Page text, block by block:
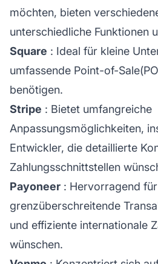
möchten, bieten
unterschiedliche Funktionen
Square : Ideal für kleine
umfassende Point-of-
benötigen.
Stripe : Bietet umfangreiche
Anpassungsmöglichkeiten,
Entwickler, die detaillierte
Zahlungsschnittstellen
Payoneer : Hervorragend
grenzüberschreitende
und effiziente internationale
wünschen.